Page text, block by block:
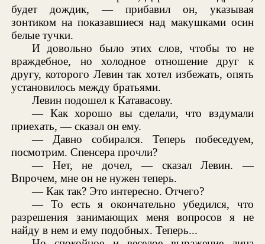
будет дождик, — прибавил он, указывая
зонтиком на показавшиеся над макушками осин
белые тучки.
И довольно было этих слов, чтобы то не
враждебное, но холодное отношение друг к
другу, которого Левин так хотел избежать, опять
установилось между братьями.
Левин подошел к Катавасову.
— Как хорошо вы сделали, что вздумали
приехать, — сказал он ему.
— Давно собирался. Теперь побеседуем,
посмотрим. Спенсера прочли?
— Нет, не дочел, — сказал Левин. —
Впрочем, мне он не нужен теперь.
— Как так? Это интересно. Отчего?
— То есть я окончательно убедился, что
разрешения занимающих меня вопросов я не
найду в нем и ему подобных. Теперь...